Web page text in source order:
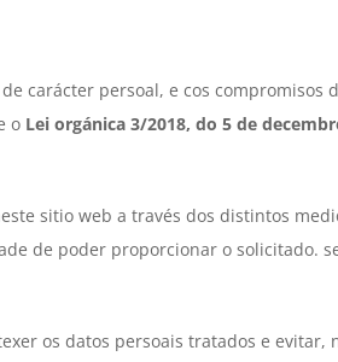
de carácter persoal, e cos compromisos
o Lei orgánica 3/2018, do 5 de
sitio web a través dos distintos
de poder proporcionar o solicitado.
os datos persoais tratados e evitar,